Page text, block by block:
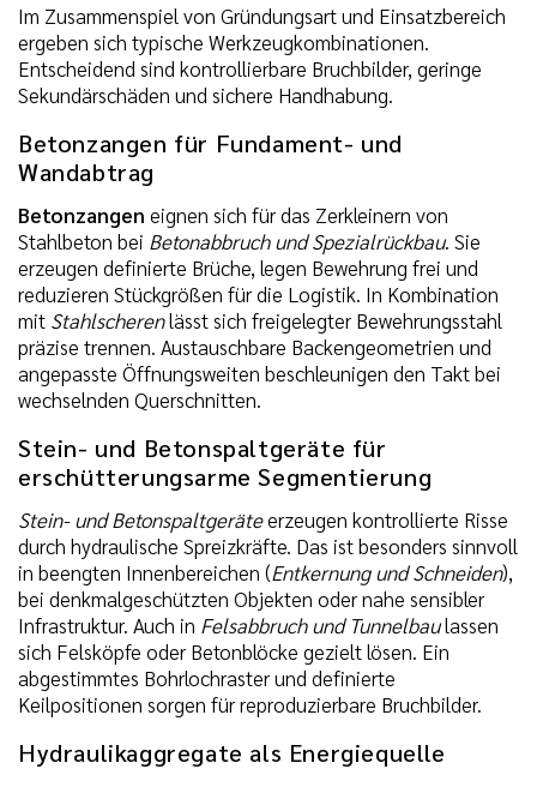
Im Zusammenspiel von Gründungsart und Einsatzbereich
ergeben sich typische Werkzeugkombinationen.
Entscheidend sind kontrollierbare Bruchbilder, geringe
Sekundärschäden und sichere Handhabung.
Betonzangen für Fundament- und
Wandabtrag
Betonzangen eignen sich für das Zerkleinern von
Stahlbeton bei Betonabbruch und Spezialrückbau. Sie
erzeugen definierte Brüche, legen Bewehrung frei und
reduzieren Stückgrößen für die Logistik. In Kombination
mit Stahlscherenlässt sich freigelegter Bewehrungsstahl
präzise trennen. Austauschbare Backengeometrien und
angepasste Öffnungsweiten beschleunigen den Takt bei
wechselnden Querschnitten.
Stein- und Betonspaltgeräte für
erschütterungsarme Segmentierung
Stein- und Betonspaltgeräteerzeugen kontrollierte Risse
durch hydraulische Spreizkräfte. Das ist besonders sinnvoll
in beengten Innenbereichen (Entkernung und Schneiden),
bei denkmalgeschützten Objekten oder nahe sensibler
Infrastruktur. Auch in Felsabbruch und Tunnelbaulassen
sich Felsköpfe oder Betonblöcke gezielt lösen. Ein
abgestimmtes Bohrlochraster und definierte
Keilpositionen sorgen für reproduzierbare Bruchbilder.
Hydraulikaggregate als Energiequelle